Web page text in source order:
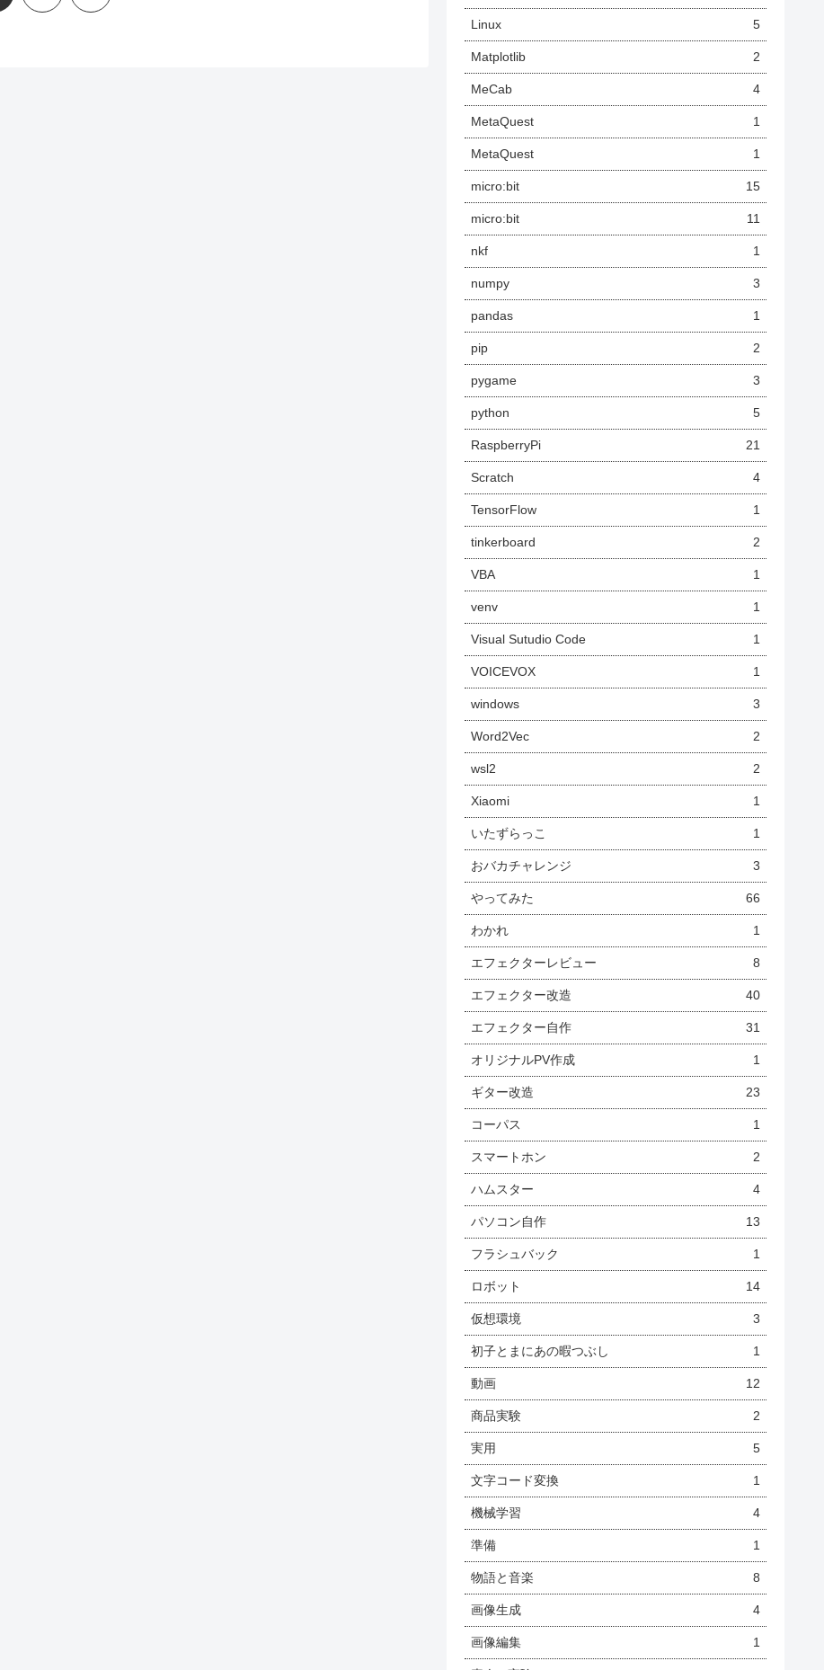
Linux 5
Matplotlib 2
MeCab 4
MetaQuest 1
MetaQuest 1
micro:bit 15
micro:bit 11
nkf 1
numpy 3
pandas 1
pip 2
pygame 3
python 5
RaspberryPi 21
Scratch 4
TensorFlow 1
tinkerboard 2
VBA 1
venv 1
Visual Sutudio Code 1
VOICEVOX 1
windows 3
Word2Vec 2
wsl2 2
Xiaomi 1
いたずらっこ 1
おバカチャレンジ 3
やってみた 66
わかれ 1
エフェクターレビュー 8
エフェクター改造 40
エフェクター自作 31
オリジナルPV作成 1
ギター改造 23
コーパス 1
スマートホン 2
ハムスター 4
パソコン自作 13
フラシュバック 1
ロボット 14
仮想環境 3
初子とまにあの暇つぶし 1
動画 12
商品実験 2
実用 5
文字コード変換 1
機械学習 4
準備 1
物語と音楽 8
画像生成 4
画像編集 1